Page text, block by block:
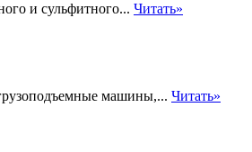
и сульфитного... Читать»
машины,... Читать»